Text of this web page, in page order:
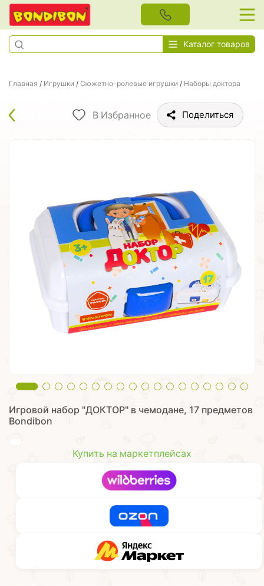
Каталог товаров
Главная / Игрушки / Сюжетно-ролевые игрушки / Наборы доктора
В Избранное Поделиться
Игровой набор "ДОКТОР" в чемодане, 17 предметов
Bondibon
Купить на маркетплейсах